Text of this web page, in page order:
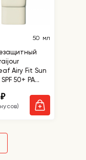
50 мл
Airy Fit Sun
50+ PA
₽